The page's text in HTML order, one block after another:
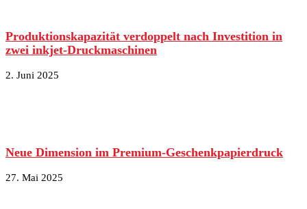
Produktionskapazität verdoppelt nach Investition in
zwei inkjet-Druckmaschinen
2. Juni 2025
Neue Dimension im Premium-Geschenkpapierdruck
27. Mai 2025